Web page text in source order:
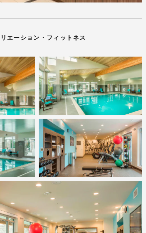
エーション・フィットネス